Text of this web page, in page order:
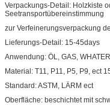
Verpackungs-Detail: Holzkiste
Seetransportübereinstimmung
zur Verfeinerungsverpackung
Lieferungs-Detail: 15-45days
Anwendung: ÖL, GAS,
Material: T11, P11, P5, P9, ect
Standard: ASTM, LÄRM ect
Oberfläche: beschichtet mit